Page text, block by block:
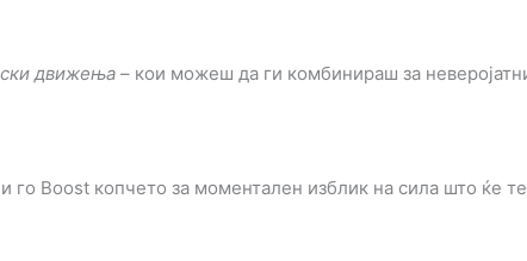
движења – кои можеш да ги комбинираш за
го Boost копчето за моментален изблик на сила што ќе